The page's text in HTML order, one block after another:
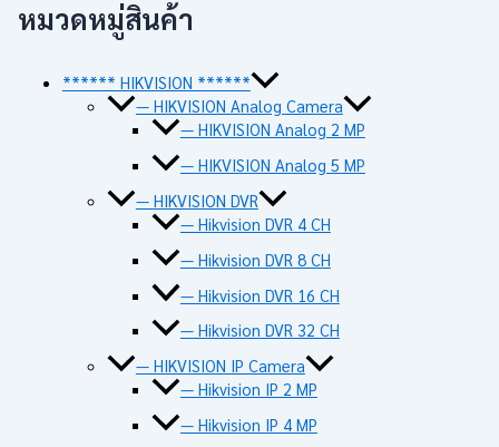
หมวดหมู่สินค้า
****** HIKVISION ******
— HIKVISION Analog Camera
— HIKVISION Analog 2 MP
— HIKVISION Analog 5 MP
— HIKVISION DVR
— Hikvision DVR 4 CH
— Hikvision DVR 8 CH
— Hikvision DVR 16 CH
— Hikvision DVR 32 CH
— HIKVISION IP Camera
— Hikvision IP 2 MP
— Hikvision IP 4 MP